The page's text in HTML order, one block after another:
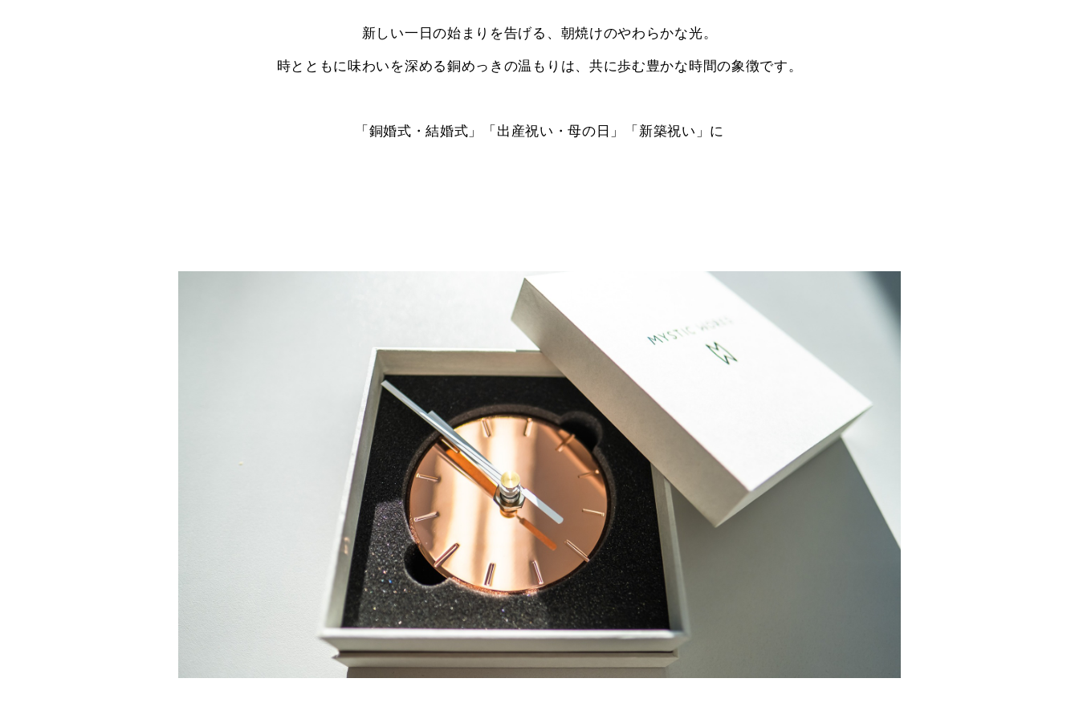
新しい一日の始まりを告げる、朝焼けのやわらかな光。
時とともに味わいを深める銅めっきの温もりは、共に歩む豊かな時間の象徴です。
「銅婚式・結婚式」「出産祝い・母の日」「新築祝い」に